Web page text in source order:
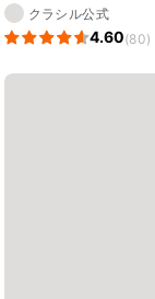
クラシル公式
4.60(80)